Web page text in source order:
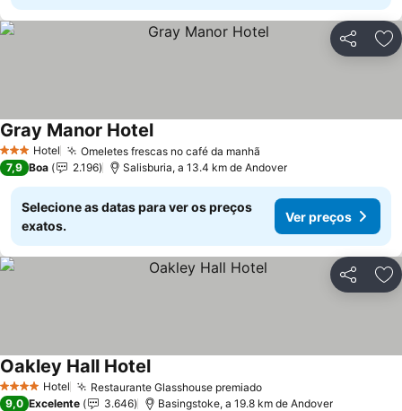
Partilhar
3 EstrelasHotel Omeletes frescas no café da manhã
Gray Manor HotelVer preços
7,9 Boa 2.196 Salisburia, a 13.4 km de Andover
Selecione as datas para ver os preços
exatos.
Ver preços
Partilhar
4 EstrelasHotel Restaurante Glasshouse premiadoVer preços
Oakley Hall HotelVer preços
9,0 Excelente 3.646 Basingstoke, a 19.8 km de Andover